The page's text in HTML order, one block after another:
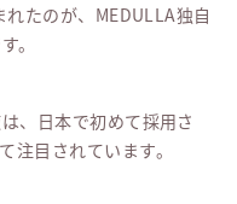
たのが、MEDULLA独自
。
、日本で初めて採用さ
注目されています。